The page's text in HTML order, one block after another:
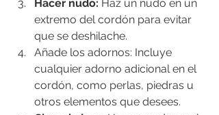
Hacer nudo: Haz un nudo en un
extremo del cordón para evitar
que se deshilache.
Añade los adornos: Incluye
cualquier adorno adicional en el
cordón, como perlas, piedras u
otros elementos que desees.